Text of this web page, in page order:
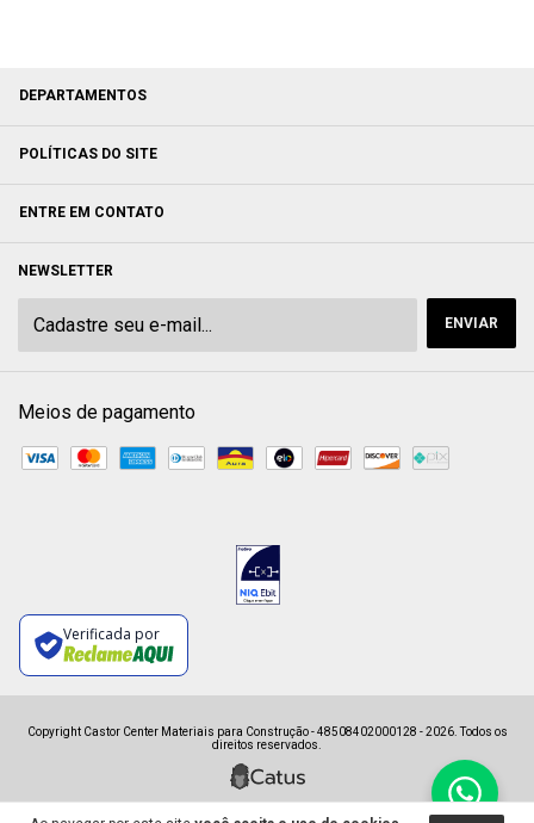
DEPARTAMENTOS
POLÍTICAS DO SITE
ENTRE EM CONTATO
NEWSLETTER
Meios de pagamento
Verificada por
Copyright Castor Center Materiais para Construção - 48508402000128 - 2026. Todos os
direitos reservados.